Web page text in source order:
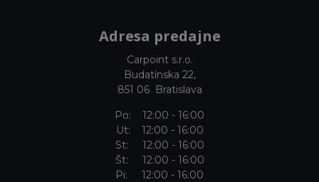
Adresa predajne
Carpoint s.r.o.
Budatínska 22,
851 06 Bratislava
Po: 12:00 - 16:00
Ut: 12:00 - 16:00
St: 12:00 - 16:00
Št: 12:00 - 16:00
Pi: 12:00 - 16:00